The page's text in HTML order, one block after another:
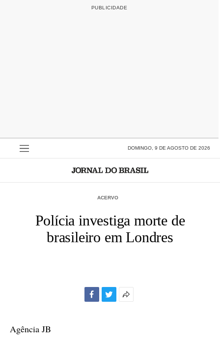
DOMINGO, 9 DE AGOSTO DE 2026
ACERVO
Polícia investiga morte de
brasileiro em Londres
Agência JB